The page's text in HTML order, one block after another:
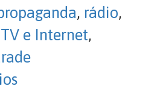
, rádio,
TV e Internet,